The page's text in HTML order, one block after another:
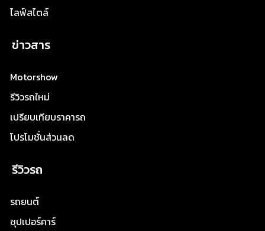
ไลฟ์สไตล์
ข่าวสาร
Motorshow
รีวิวรถใหม่
เปรียบเทียบราคารถ
โปรโมชั่นส่วนลด
รีวิวรถ
รถยนต์
ซุปเปอร์คาร์